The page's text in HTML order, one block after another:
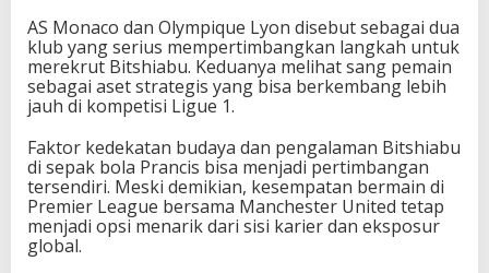
AS Monaco dan Olympique Lyon disebut sebagai dua
klub yang serius mempertimbangkan langkah untuk
merekrut Bitshiabu. Keduanya melihat sang pemain
sebagai aset strategis yang bisa berkembang lebih
jauh di kompetisi Ligue 1.
Faktor kedekatan budaya dan pengalaman Bitshiabu
di sepak bola Prancis bisa menjadi pertimbangan
tersendiri. Meski demikian, kesempatan bermain di
Premier League bersama Manchester United tetap
menjadi opsi menarik dari sisi karier dan eksposur
global.